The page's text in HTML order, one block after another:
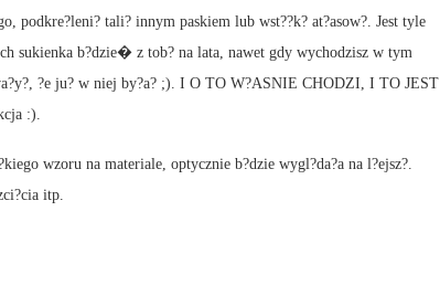
podkre?leni? tali? innym paskiem lub wst??k? at?asow?. Jest tyle
sukienka b?dzie� z tob? na lata, nawet gdy wychodzisz w tym
?e ju? w niej by?a? ;). I O TO W?ASNIE CHODZI, I TO JEST
:).
wzoru na materiale, optycznie b?dzie wygl?da?a na l?ejsz?.
itp.